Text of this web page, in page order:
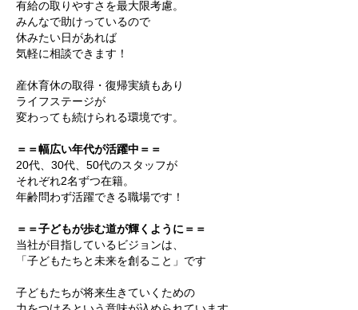
有給の取りやすさを最大限考慮。
みんなで助けっているので
休みたい日があれば
気軽に相談できます！
産休育休の取得・復帰実績もあり
ライフステージが
変わっても続けられる環境です。
＝＝幅広い年代が活躍中＝＝
20代、30代、50代のスタッフが
それぞれ2名ずつ在籍。
年齢問わず活躍できる職場です！
＝＝子どもが歩む道が輝くように＝＝
当社が目指しているビジョンは、
「子どもたちと未来を創ること」です
子どもたちが将来生きていくための